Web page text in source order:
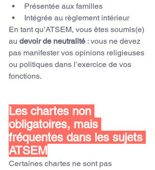
Présentée aux familles
Intégrée au règlement intérieur
En tant qu’ATSEM, vous êtes soumis(e)
au devoir de neutralité : vous ne devez
pas manifester vos opinions religieuses
ou politiques dans l’exercice de vos
fonctions.
Les chartes non
obligatoires, mais
fréquentes dans les sujets
ATSEM
Certaines chartes ne sont pas